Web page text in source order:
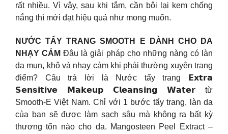
rất nhiều. Vì vậy, sau khi tắm, cần bôi lại kem chống
nắng thì mới đạt hiệu quả như mong muốn.
NƯỚC TẨY TRANG SMOOTH E DÀNH CHO DA
NHẠY CẢM Đâu là giải pháp cho những nàng có làn
da mụn, khô và nhạy cảm khi phải thường xuyên trang
điểm? Câu trả lời là Nước tẩy trang 𝗘𝘅𝘁𝗿𝗮
𝗦𝗲𝗻𝘀𝗶𝘁𝗶𝘃𝗲 𝗠𝗮𝗸𝗲𝘂𝗽 𝗖𝗹𝗲𝗮𝗻𝘀𝗶𝗻𝗴 𝗪𝗮𝘁𝗲𝗿 từ
Smooth-E Việt Nam. Chỉ với 1 bước tẩy trang, làn da
của bạn sẽ được làm sạch sâu mà không ra bất kỳ
thương tổn nào cho da. Mangosteen Peel Extract –